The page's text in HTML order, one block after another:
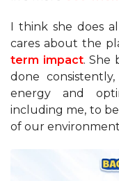
I think she does
cares about the
term impact. She
done
energy and
including me, to
of our